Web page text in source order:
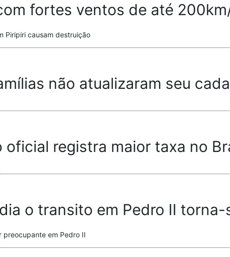
fortes ventos de até
Piripiri causam destruição
não atualizaram seu
oficial registra maior taxa no
o transito em Pedro II
preocupante em Pedro II